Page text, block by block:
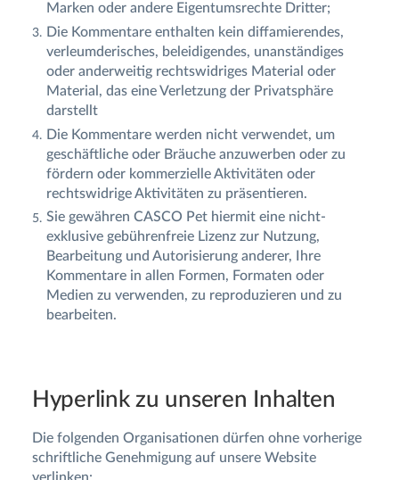
Marken oder andere Eigentumsrechte Dritter;
Die Kommentare enthalten kein diffamierendes,
verleumderisches, beleidigendes, unanständiges
oder anderweitig rechtswidriges Material oder
Material, das eine Verletzung der Privatsphäre
darstellt
Die Kommentare werden nicht verwendet, um
geschäftliche oder Bräuche anzuwerben oder zu
fördern oder kommerzielle Aktivitäten oder
rechtswidrige Aktivitäten zu präsentieren.
Sie gewähren CASCO Pet hiermit eine nicht-
exklusive gebührenfreie Lizenz zur Nutzung,
Bearbeitung und Autorisierung anderer, Ihre
Kommentare in allen Formen, Formaten oder
Medien zu verwenden, zu reproduzieren und zu
bearbeiten.
Hyperlink zu unseren Inhalten
Die folgenden Organisationen dürfen ohne vorherige
schriftliche Genehmigung auf unsere Website